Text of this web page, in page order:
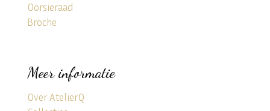
Oorsieraad
Broche
Meer informatie
Over AtelierQ